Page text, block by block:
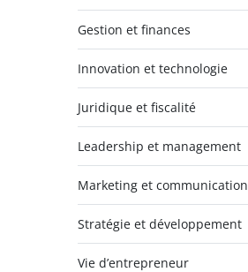
Gestion et finances
Innovation et technologie
Juridique et fiscalité
Leadership et management
Marketing et communication
Stratégie et développement
Vie d’entrepreneur